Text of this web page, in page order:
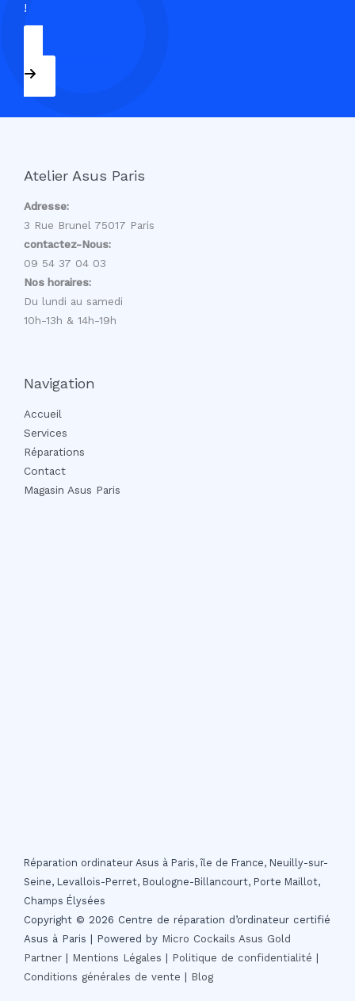
!
09 54 37 04 03
Atelier Asus Paris
Adresse:
3 Rue Brunel 75017 Paris
contactez-Nous:
09 54 37 04 03
Nos horaires:
Du lundi au samedi
10h-13h & 14h-19h
Navigation
Accueil
Services
Réparations
Contact
Magasin Asus Paris
Réparation ordinateur Asus à Paris, île de France, Neuilly-sur-
Seine, Levallois-Perret, Boulogne-Billancourt, Porte Maillot,
Champs Élysées
Copyright © 2026 Centre de réparation d’ordinateur certifié
Asus à Paris | Powered by Micro Cockails Asus Gold
Partner | Mentions Légales | Politique de confidentialité |
Conditions générales de vente | Blog